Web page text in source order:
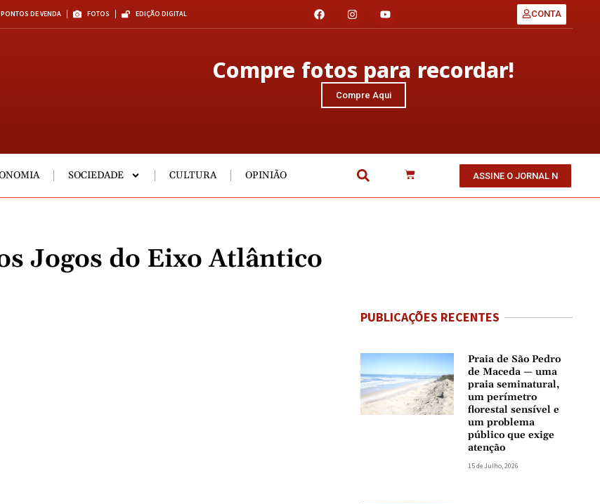
PONTOS DE VENDA FOTOS EDIÇÃO DIGITAL CONTA
Compre fotos para recordar!
Compre Aqui
SOCIEDADE CULTURA OPINIÃO ASSINE O JORNAL N
Jogos do Eixo Atlântico
PUBLICAÇÕES RECENTES
Praia de São Pedro
de Maceda — uma
praia seminatural,
um perímetro
florestal sensível e
um problema
público que exige
atenção
15 de Julho, 2026